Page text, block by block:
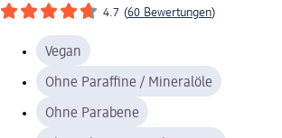
4.7 (60 Bewertungen)
Vegan
Ohne Paraffine / Mineralöle
Ohne Parabene